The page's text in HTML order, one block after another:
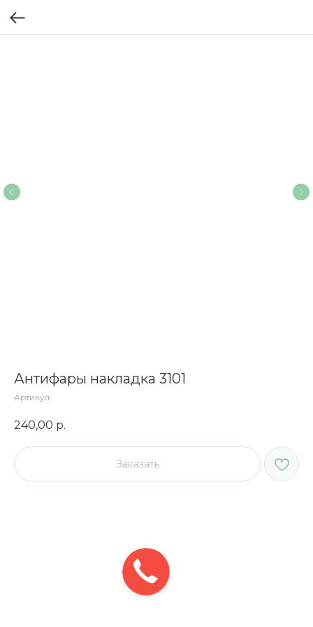
Антифары накладка 3101
Артикул:
240,00 р.
Заказать